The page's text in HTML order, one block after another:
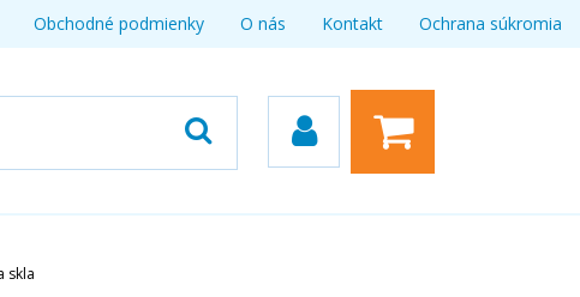
Obchodné podmienky O nás Kontakt Ochrana súkromia
skla